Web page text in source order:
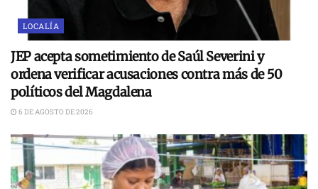
LOCALÍA
JEP acepta sometimiento de Saúl Severini y
ordena verificar acusaciones contra más de 50
políticos del Magdalena
6 DE AGOSTO DE 2026